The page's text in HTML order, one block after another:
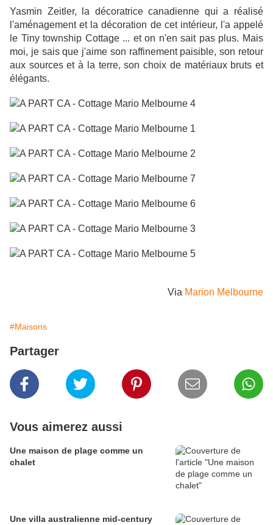
Yasmin Zeitler, la décoratrice canadienne qui a réalisé
l'aménagement et la décoration de cet intérieur, l'a appelé
le Tiny township Cottage ... et on n'en sait pas plus. Mais
moi, je sais que j'aime son raffinement paisible, son retour
aux sources et à la terre, son choix de matériaux bruts et
élégants.
Via Marion Melbourne
#Maisons
Partager
Vous aimerez aussi
Une maison de plage comme un
chalet
Une villa australienne mid-century